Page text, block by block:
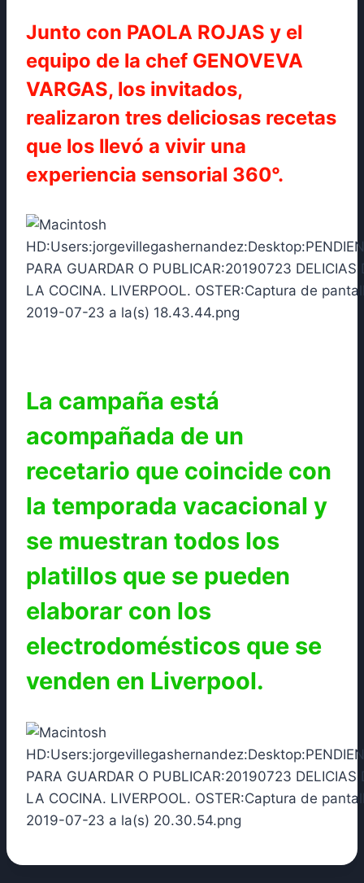
Junto con PAOLA ROJAS y el
equipo de la chef GENOVEVA
VARGAS, los invitados,
realizaron tres deliciosas recetas
que los llevó a vivir una
experiencia sensorial 360°.
La campaña está
acompañada de un
recetario que coincide con
la temporada vacacional y
se muestran todos los
platillos que se pueden
elaborar con los
electrodomésticos que se
venden en Liverpool.